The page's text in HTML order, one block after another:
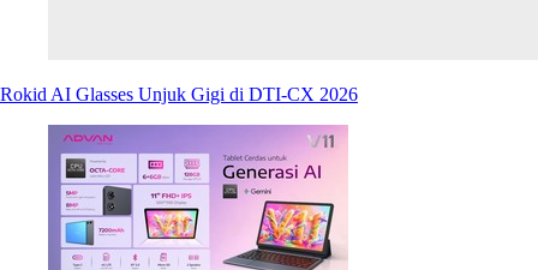
Rokid AI Glasses Unjuk Gigi di DTI-CX 2026